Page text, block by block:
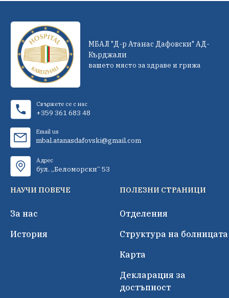
МБАЛ "Д-р Атанас Дафовски" АД-
Кърджали
вашето място за здраве и грижа
Свържете се с нас
+359 361 683 48
Email us
mbal.atanasdafovski@gmail.com
Адрес
бул. „Беломорски“ 53
НАУЧИ ПОВЕЧЕ
За нас
История
ПОЛЕЗНИ СТРАНИЦИ
Отделения
Структура на болницата
Карта
Декларация за
достъпност